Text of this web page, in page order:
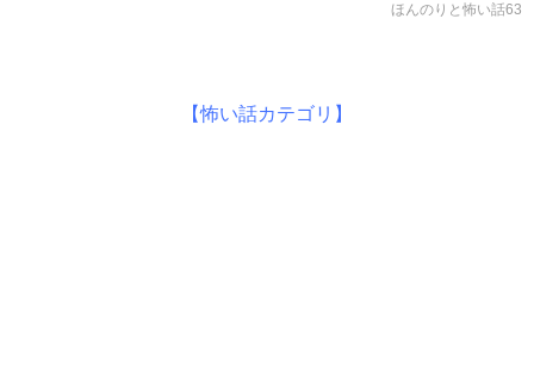
ほんのりと怖い話63
【怖い話カテゴリ】